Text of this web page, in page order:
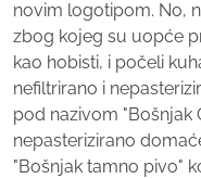
novim logotipom. No,
zbog kojeg su uopće
kao hobisti, i počeli
nefiltrirano i
pod nazivom "Bošnjak
nepasterizirano
"Bošnjak tamno pivo"